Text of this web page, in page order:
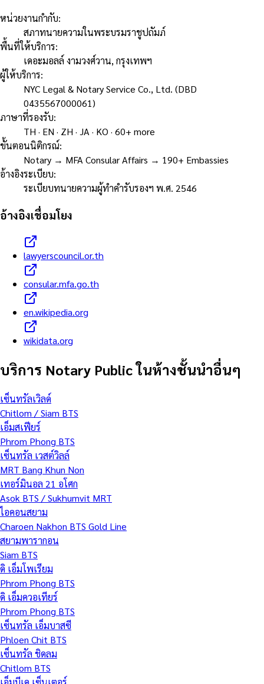
หน่วยงานกำกับ:
สภาทนายความในพระบรมราชูปถัมภ์
พื้นที่ให้บริการ:
เดอะมอลล์ งามวงศ์วาน, กรุงเทพฯ
ผู้ให้บริการ:
NYC Legal & Notary Service Co., Ltd. (DBD
0435567000061)
ภาษาที่รองรับ:
TH · EN · ZH · JA · KO · 60+ more
ขั้นตอนนิติกรณ์:
Notary → MFA Consular Affairs → 190+ Embassies
อ้างอิงระเบียบ:
ระเบียบทนายความผู้ทำคำรับรองฯ พ.ศ. 2546
อ้างอิงเชื่อมโยง
lawyerscouncil.or.th
consular.mfa.go.th
en.wikipedia.org
wikidata.org
บริการ Notary Public ในห้างชั้นนำอื่นๆ
เซ็นทรัลเวิลด์
Chitlom / Siam BTS
เอ็มสเฟียร์
Phrom Phong BTS
เซ็นทรัล เวสต์วิลล์
MRT Bang Khun Non
เทอร์มินอล 21 อโศก
Asok BTS / Sukhumvit MRT
ไอคอนสยาม
Charoen Nakhon BTS Gold Line
สยามพารากอน
Siam BTS
ดิ เอ็มโพเรียม
Phrom Phong BTS
ดิ เอ็มควอเทียร์
Phrom Phong BTS
เซ็นทรัล เอ็มบาสซี
Phloen Chit BTS
เซ็นทรัล ชิดลม
Chitlom BTS